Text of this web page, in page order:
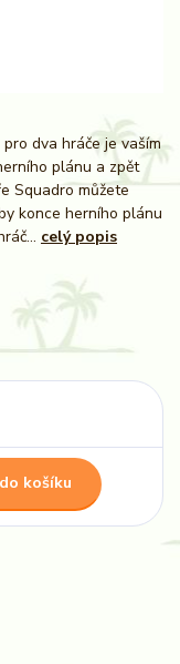
dva hráče je vaším
plánu a zpět
Squadro můžete
konce herního plánu
celý popis
košíku